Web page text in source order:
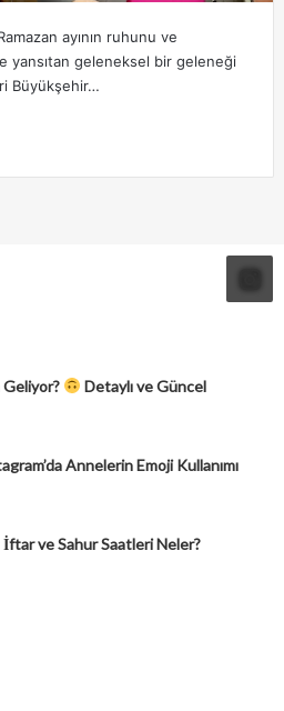
ayının ruhunu ve
yansıtan geleneksel bir geleneği
Büyükşehir…
Geliyor?
Detaylı ve Güncel
Annelerin Emoji Kullanımı
ve Sahur Saatleri Neler?